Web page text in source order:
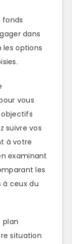
fonds
dans
les options
vous
objectifs
suivre vos
à votre
examinant
les
à ceux du
plan
situation